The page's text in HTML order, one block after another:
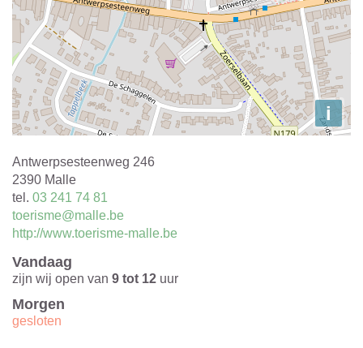
i
Adres
Antwerpsesteenweg 246
,
2390 Malle
tel. 03 241 74 81
E-
mail
toerisme@malle.be
Website
http://www.toerisme-malle.be
Vandaag
zijn wij open van 9 tot 12 uur
Morgen
gesloten